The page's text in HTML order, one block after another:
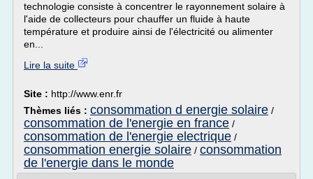
technologie consiste à concentrer le rayonnement solaire à
l'aide de collecteurs pour chauffer un fluide à haute
température et produire ainsi de l'électricité ou alimenter
en...
Lire la suite
Site : http://www.enr.fr
Thèmes liés : consommation d energie solaire /
consommation de l'energie en france /
consommation de l'energie electrique /
consommation energie solaire / consommation
de l'energie dans le monde